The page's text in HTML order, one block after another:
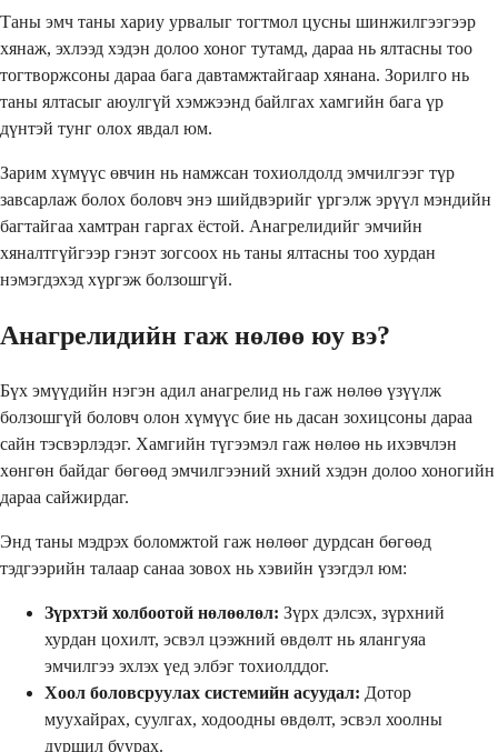
Таны эмч таны хариу урвалыг тогтмол цусны шинжилгээгээр
хянаж, эхлээд хэдэн долоо хоног тутамд, дараа нь ялтасны тоо
тогтворжсоны дараа бага давтамжтайгаар хянана. Зорилго нь
таны ялтасыг аюулгүй хэмжээнд байлгах хамгийн бага үр
дүнтэй тунг олох явдал юм.
Зарим хүмүүс өвчин нь намжсан тохиолдолд эмчилгээг түр
завсарлаж болох боловч энэ шийдвэрийг үргэлж эрүүл мэндийн
багтайгаа хамтран гаргах ёстой. Анагрелидийг эмчийн
хяналтгүйгээр гэнэт зогсоох нь таны ялтасны тоо хурдан
нэмэгдэхэд хүргэж болзошгүй.
Анагрелидийн гаж нөлөө юу вэ?
Бүх эмүүдийн нэгэн адил анагрелид нь гаж нөлөө үзүүлж
болзошгүй боловч олон хүмүүс бие нь дасан зохицсоны дараа
сайн тэсвэрлэдэг. Хамгийн түгээмэл гаж нөлөө нь ихэвчлэн
хөнгөн байдаг бөгөөд эмчилгээний эхний хэдэн долоо хоногийн
дараа сайжирдаг.
Энд таны мэдрэх боломжтой гаж нөлөөг дурдсан бөгөөд
тэдгээрийн талаар санаа зовох нь хэвийн үзэгдэл юм:
Зүрхтэй холбоотой нөлөөлөл: Зүрх дэлсэх, зүрхний
хурдан цохилт, эсвэл цээжний өвдөлт нь ялангуяа
эмчилгээ эхлэх үед элбэг тохиолддог.
Хоол боловсруулах системийн асуудал: Дотор
муухайрах, суулгах, ходоодны өвдөлт, эсвэл хоолны
дуршил буурах.